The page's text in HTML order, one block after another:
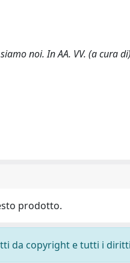
noi. In AA. VV. (a cura
prodotto.
da copyright e tutti i